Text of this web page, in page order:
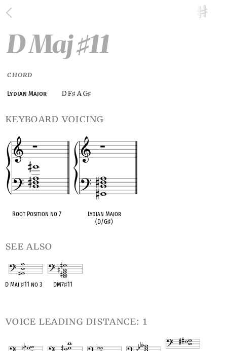
D Maj♯11
CHORD
Lydian Major D F♯ A G♯
keyboard voicing
Root Position no 7
Lydian Major
(D/G♯)
see also
D Maj ♯11 no 3 DM7♯11
voice leading distance: 1